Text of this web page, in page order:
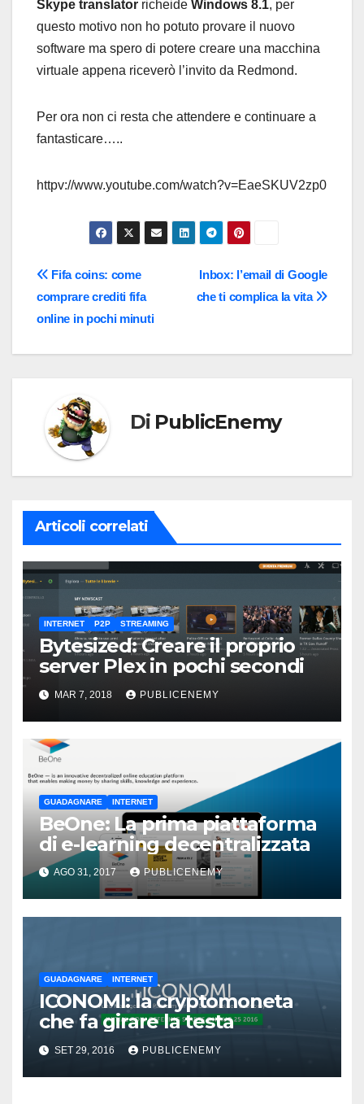
Skype translator richeide Windows 8.1, per
questo motivo non ho potuto provare il nuovo
software ma spero di potere creare una macchina
virtuale appena riceverò l’invito da Redmond.
Per ora non ci resta che attendere e continuare a
fantasticare…..
httpv://www.youtube.com/watch?v=EaeSKUV2zp0
Navigazione
articoli
Inbox: l’email di Google
che ti complica la vita
Fifa coins: come
comprare crediti fifa
online in pochi minuti
Di PublicEnemy
Articoli correlati
INTERNET P2P STREAMING
Bytesized: Creare il proprio
server Plex in pochi secondi
MAR 7, 2018 PUBLICENEMY
GUADAGNARE INTERNET
BeOne: La prima piattaforma
di e-learning decentralizzata
AGO 31, 2017 PUBLICENEMY
GUADAGNARE INTERNET
ICONOMI: la cryptomoneta
che fa girare la testa
SET 29, 2016 PUBLICENEMY